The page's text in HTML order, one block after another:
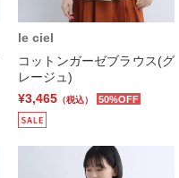
le ciel
コットンガーゼブラウス(グ
レージュ)
¥3,465 （税込） 50%OFF